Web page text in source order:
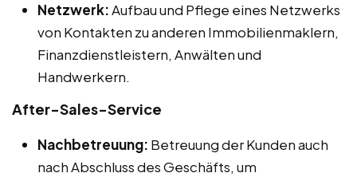
Netzwerk:Aufbau und Pflege eines Netzwerks
von Kontakten zu anderen Immobilienmaklern,
Finanzdienstleistern, Anwälten und
Handwerkern.
After-Sales-Service
Nachbetreuung: Betreuung der Kunden auch
nach Abschluss des Geschäfts, um